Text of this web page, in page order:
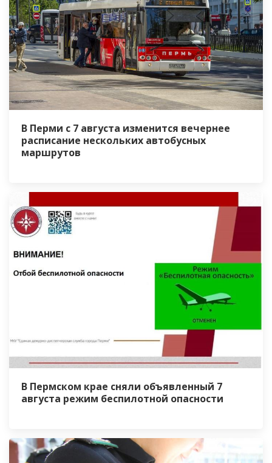
В Перми с 7 августа изменится вечернее
расписание нескольких автобусных
маршрутов
В Пермском крае сняли объявленный 7
августа режим беспилотной опасности